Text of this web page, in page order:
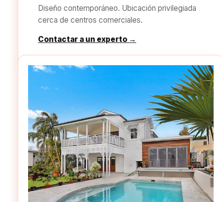
Diseño contemporáneo. Ubicación privilegiada
cerca de centros comerciales.
Contactar a un experto →